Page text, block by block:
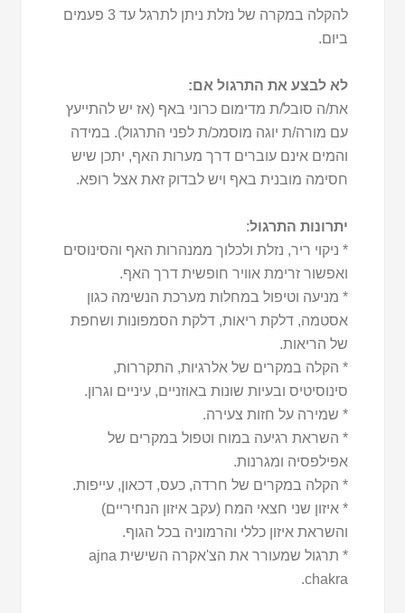
להקלה במקרה של נזלת ניתן לתרגל עד 3 פעמים
ביום.
לא לבצע את התרגול אם:
את/ה סובל/ת מדימום כרוני באף (אז יש להתייעץ
עם מורה/ת יוגה מוסמכ/ת לפני התרגול). במידה
והמים אינם עוברים דרך מערות האף, יתכן שיש
חסימה מובנית באף ויש לבדוק זאת אצל רופא.
יתרונות התרגול:
* ניקוי ריר, נזלת ולכלוך ממנהרות האף והסינוסים
ואפשור זרימת אוויר חופשית דרך האף.
* מניעה וטיפול במחלות מערכת הנשימה כגון
אסטמה, דלקת ריאות, דלקת הסמפונות ושחפת
של הריאות.
* הקלה במקרים של אלרגיות, התקררות,
סינוסיטיס ובעיות שונות באוזניים, עיניים וגרון.
* שמירה על חזות צעירה.
* השראת רגיעה במוח וטפול במקרים של
אפילפסיה ומגרנות.
* הקלה במקרים של חרדה, כעס, דכאון, עייפות.
* איזון שני חצאי המח (עקב איזון הנחיריים)
והשראת איזון כללי והרמוניה בכל הגוף.
* תרגול שמעורר את הצ'אקרה השישית ajna
chakra.